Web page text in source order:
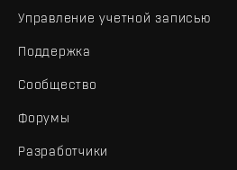
Управление учетной записью
Поддержка
Сообщество
Форумы
Разработчики